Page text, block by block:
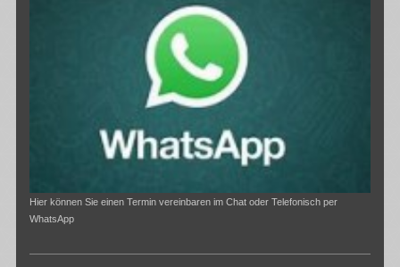
Hier können Sie einen Termin vereinbaren im Chat oder Telefonisch per
WhatsApp